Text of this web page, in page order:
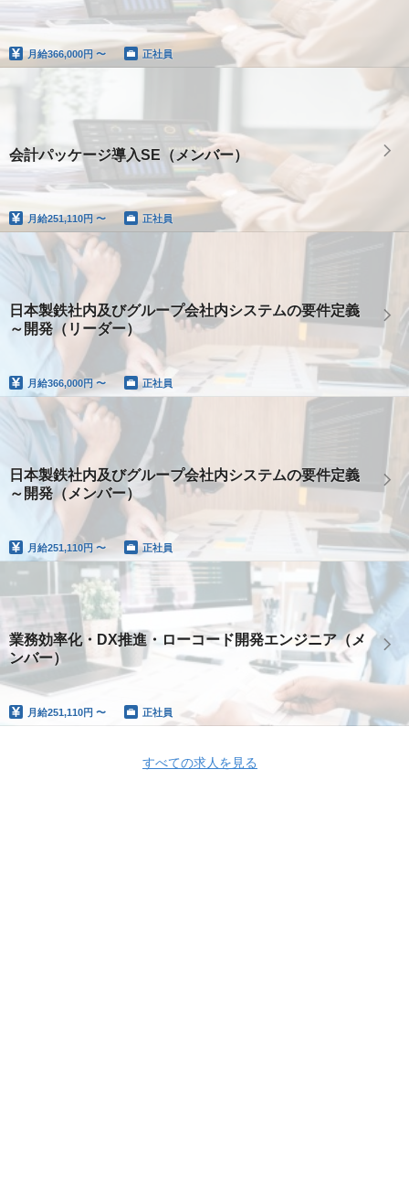
月給366,000円 〜 正社員
会計パッケージ導入SE（メンバー）
月給251,110円 〜 正社員
日本製鉄社内及びグループ会社内システムの要件定義
～開発（リーダー）
月給366,000円 〜 正社員
日本製鉄社内及びグループ会社内システムの要件定義
～開発（メンバー）
月給251,110円 〜 正社員
業務効率化・DX推進・ローコード開発エンジニア（メ
ンバー）
月給251,110円 〜 正社員
すべての求人を見る